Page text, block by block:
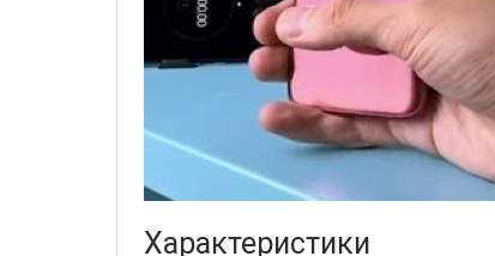
Характеристики